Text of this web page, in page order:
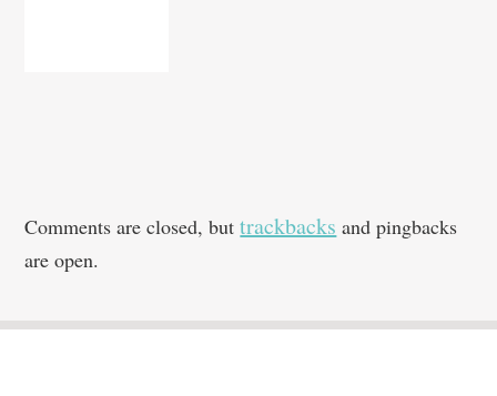
Comments are closed, buttrackbacks and pingbacks
are open.